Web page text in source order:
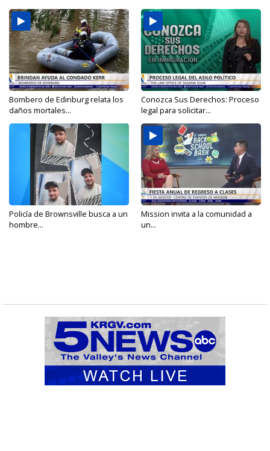
Bombero de Edinburg relata los
daños mortales...
Conozca Sus Derechos: Proceso
legal para solicitar...
Policía de Brownsville busca a un
hombre...
Mission invita a la comunidad a
un...